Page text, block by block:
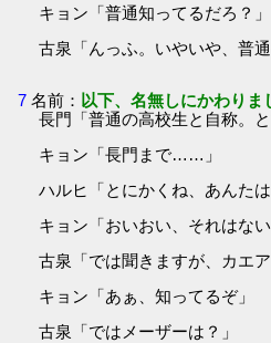
キョン「普通知ってるだろ？」
古泉「んっふ。いやいや、普
7 名前： 以下、名無しにかわり
長門「普通の高校生と自称。と
キョン「長門まで……」
ハルヒ「とにかくね、あんた
キョン「おいおい、それはな
古泉「では聞きますが、カエ
キョン「あぁ、知ってるぞ」
古泉「ではメーザーは？」